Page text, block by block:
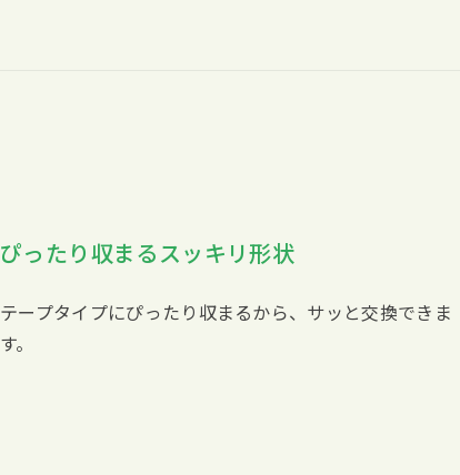
ぴったり収まるスッキリ形状
テープタイプにぴったり収まるから、サッと交換できま
す。